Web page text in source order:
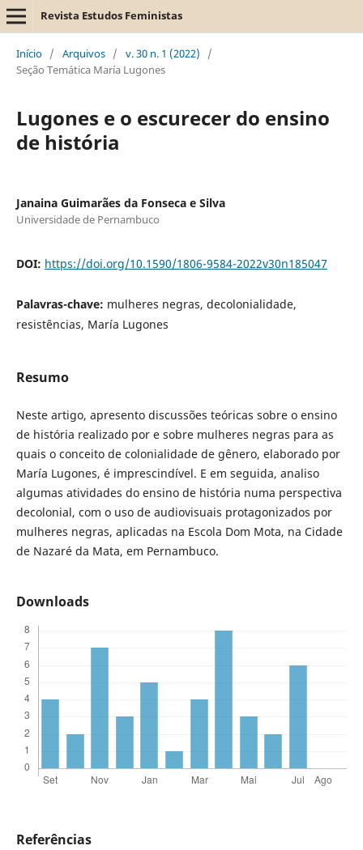
Revista Estudos Feministas
Início / Arquivos / v. 30 n. 1 (2022)
/
Seção Temática María Lugones
Lugones e o escurecer do ensino
de história
Janaina Guimarães da Fonseca e Silva
Universidade de Pernambuco
DOI: https://doi.org/10.1590/1806-9584-2022v30n185047
Palavras-chave: mulheres negras, decolonialidade,
resistências, María Lugones
Resumo
Neste artigo, apresento discussões teóricas sobre o ensino
de história realizado por e sobre mulheres negras para as
quais o conceito de colonialidade de gênero, elaborado por
María Lugones, é imprescindível. E em seguida, analiso
algumas atividades do ensino de história numa perspectiva
decolonial, com o uso de audiovisuais protagonizados por
mulheres negras, aplicadas na Escola Dom Mota, na Cidade
de Nazaré da Mata, em Pernambuco.
Downloads
Referências